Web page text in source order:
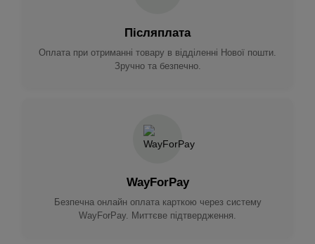
Післяплата
Оплата при отриманні товару в відділенні Нової пошти.
Зручно та безпечно.
WayForPay
Безпечна онлайн оплата карткою через систему
WayForPay. Миттєве підтвердження.